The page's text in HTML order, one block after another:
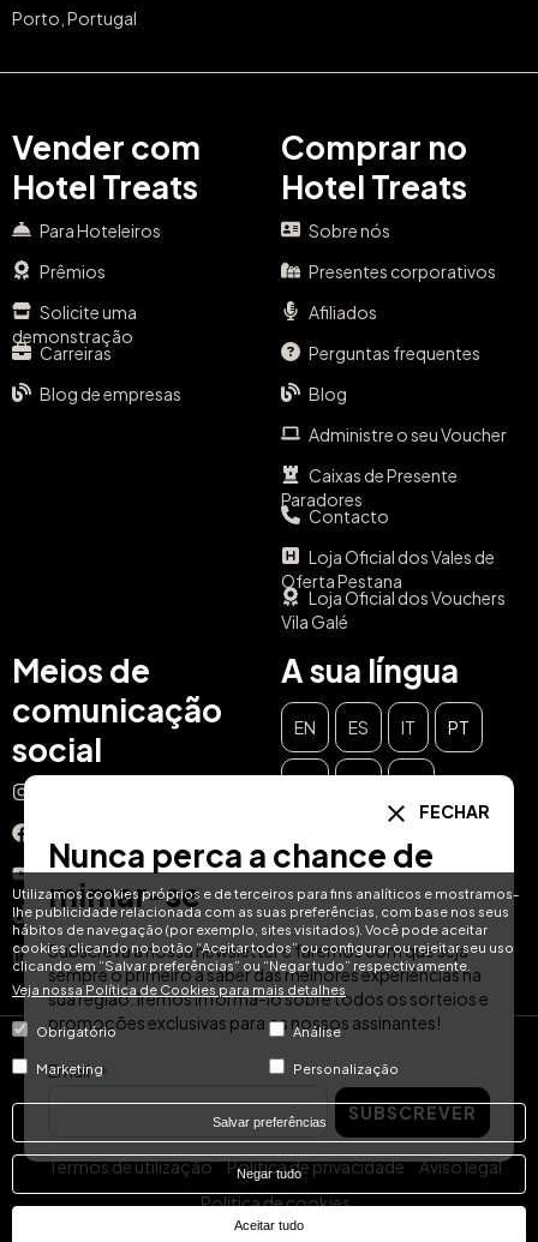
Utilizamos cookies próprios e de terceiros para fins analíticos e mostramos-
lhe publicidade relacionada com as suas preferências, com base nos seus
hábitos de navegação (por exemplo, sites visitados). Você pode aceitar
cookies clicando no botão “Aceitar todos” ou configurar ou rejeitar seu uso
clicando em “Salvar preferências” ou “Negar tudo” respectivamente.
Veja nossa Política de Cookies para mais detalhes
Obrigatório Análise
Marketing Personalização
Salvar preferências
Negar tudo
Aceitar tudo
Porto, Portugal
Vender com
Hotel Treats
Para Hoteleiros
Prêmios
Solicite uma
demonstração
Carreiras
Blog de empresas
Comprar no
Hotel Treats
Sobre nós
Presentes corporativos
Afiliados
Perguntas frequentes
Blog
Administre o seu Voucher
Caixas de Presente
Paradores
Contacto
Loja Oficial dos Vales de
Oferta Pestana
Loja Oficial dos Vouchers
Vila Galé
Meios de
comunicação
social
YouTube
TikTok
LinkedIn
A sua língua
EN ES IT PT
© Hotel Treats 2026
Tel: +34 871 51 00 40 (9:00 - 19:00 CEST)
Termos de utilização Política de privacidade
Aviso legal
Política de cookies
FECHAR
Nunca perca a chance de
mimar-se
Subscreva a nossa newsletter e faremos com que seja
sempre o primeiro a saber das melhores experiências na
sua região. Iremos informá-lo sobre todos os sorteios e
promoções exclusivas para os nossos assinantes!
Email
SUBSCREVER